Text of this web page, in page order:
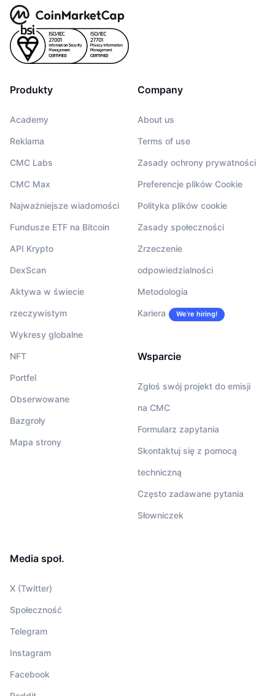
Produkty
Academy
Reklama
CMC Labs
CMC Max
Najważniejsze wiadomości
Fundusze ETF na Bitcoin
API Krypto
DexScan
Aktywa w świecie
rzeczywistym
Wykresy globalne
NFT
Portfel
Obserwowane
Bazgroły
Mapa strony
Company
About us
Terms of use
Zasady ochrony prywatności
Preferencje plików Cookie
Polityka plików cookie
Zasady społeczności
Zrzeczenie
odpowiedzialności
Metodologia
Kariera We’re hiring!
Wsparcie
Zgłoś swój projekt do emisji
na CMC
Formularz zapytania
Skontaktuj się z pomocą
techniczną
Często zadawane pytania
Słowniczek
Media społ.
X (Twitter)
Społeczność
Telegram
Instagram
Facebook